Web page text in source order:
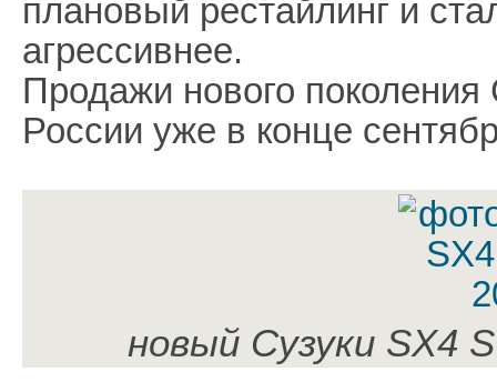
плановый рестайлинг и
агрессивнее.
Продажи нового поколения
России уже в конце
новый Сузуки SX4